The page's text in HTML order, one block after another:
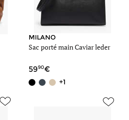
MILANO
Sac porté main Caviar leder
5990
+1